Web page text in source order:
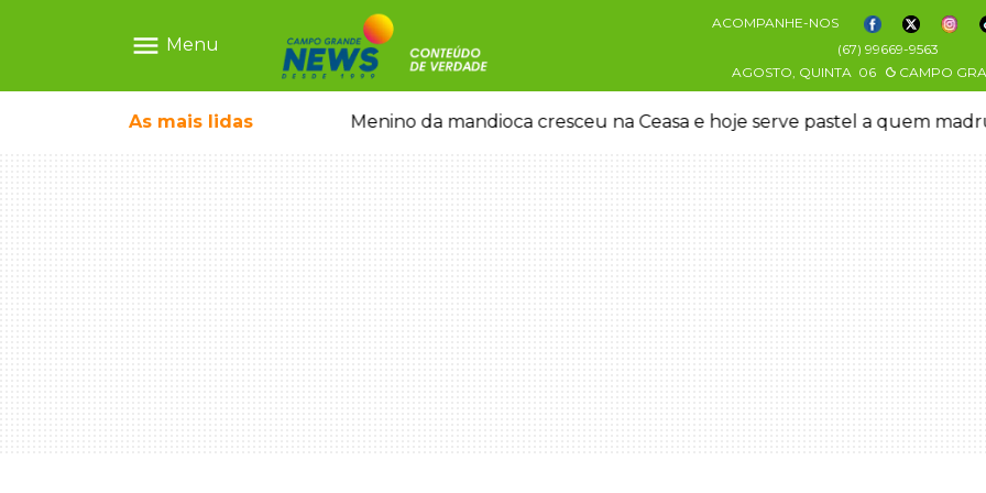
menu Menu
ACOMPANHE-NOS
(67) 99669-9563
AGOSTO, QUINTA 06 CAMPO
As mais lidas
crianças brasileiras Menino da mandioca cresceu na Ceasa e hoje serve pastel a quem